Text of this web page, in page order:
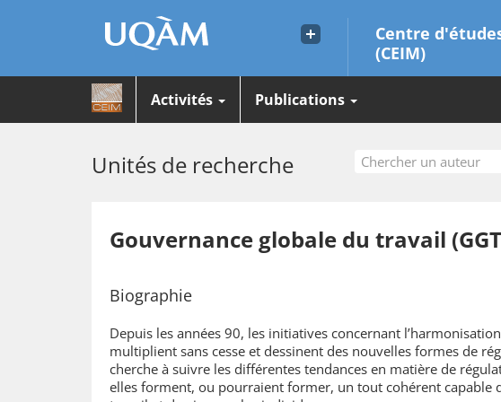
Centre
(CEIM)
Activités Publications
Unités de recherche
Gouvernance globale du travail
Biographie
Depuis les années 90, les initiatives concernant
multiplient sans cesse et dessinent des nouvelles formes de
cherche à suivre les différentes tendances en matière de
elles forment, ou pourraient former, un tout cohérent capable